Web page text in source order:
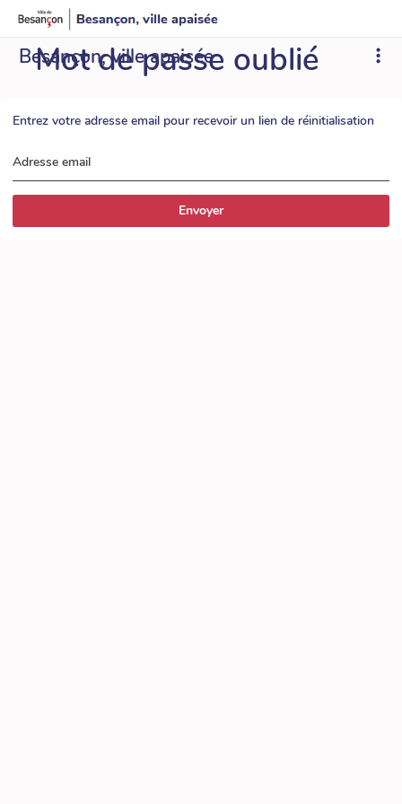
Besançon, ville apaisée
Mot de passe oublié
Entrez votre adresse email pour recevoir un lien de réinitialisation
Adresse email
Envoyer